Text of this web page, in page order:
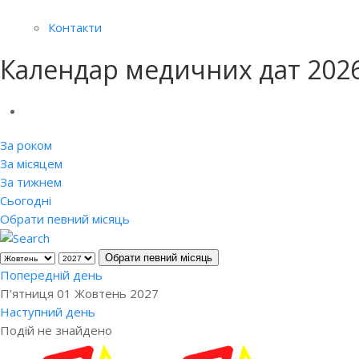
Контакти
Календар медичних дат
За роком
За місяцем
За тижнем
Сьогодні
Обрати певний місяць
Обрати певний місяць
Попередній день
П’ятниця 01 Жовтень 2027
Наступний день
Подій не знайдено